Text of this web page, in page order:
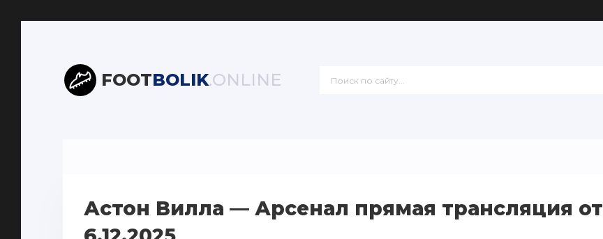
FOOTBOLIK.ONLINE
Астон Вилла — Арсенал прямая трансляция от